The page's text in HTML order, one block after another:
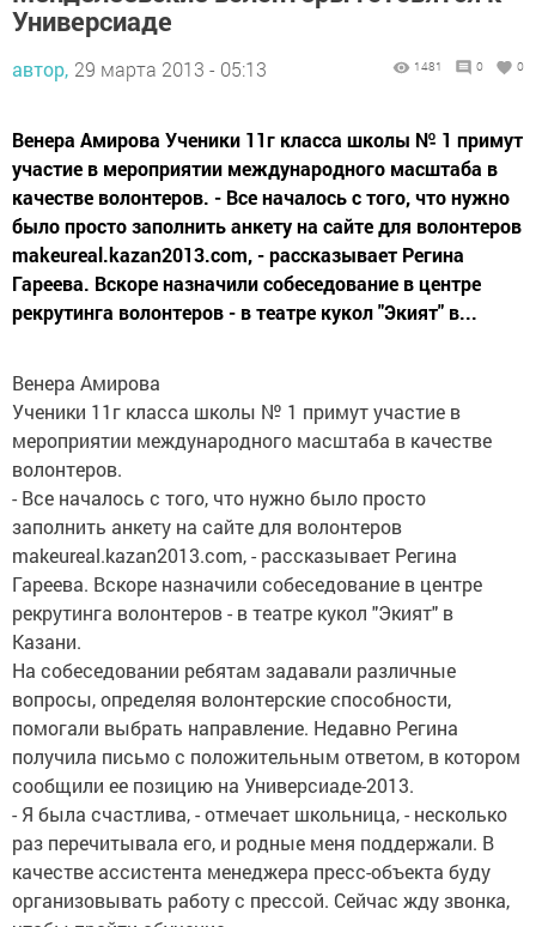
Универсиаде
автор, 29 марта 2013 - 05:13 1481 0 0
Венера Амирова Ученики 11г класса школы № 1 примут
участие в мероприятии международного масштаба в
качестве волонтеров. - Все началось с того, что нужно
было просто заполнить анкету на сайте для волонтеров
makeureal.kazan2013.com, - рассказывает Регина
Гареева. Вскоре назначили собеседование в центре
рекрутинга волонтеров - в театре кукол "Экият" в...
Венера Амирова
Ученики 11г класса школы № 1 примут участие в
мероприятии международного масштаба в качестве
волонтеров.
- Все началось с того, что нужно было просто
заполнить анкету на сайте для волонтеров
makeureal.kazan2013.com, - рассказывает Регина
Гареева. Вскоре назначили собеседование в центре
рекрутинга волонтеров - в театре кукол "Экият" в
Казани.
На собеседовании ребятам задавали различные
вопросы, определяя волонтерские способности,
помогали выбрать направление. Недавно Регина
получила письмо с положительным ответом, в котором
сообщили ее позицию на Универсиаде-2013.
- Я была счастлива, - отмечает школьница, - несколько
раз перечитывала его, и родные меня поддержали. В
качестве ассистента менеджера пресс-объекта буду
организовывать работу с прессой. Сейчас жду звонка,